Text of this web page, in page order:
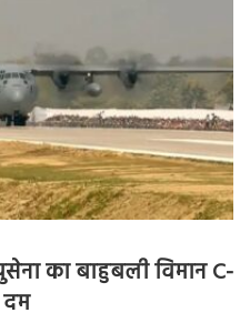
का बाहुबली विमान C-
दम